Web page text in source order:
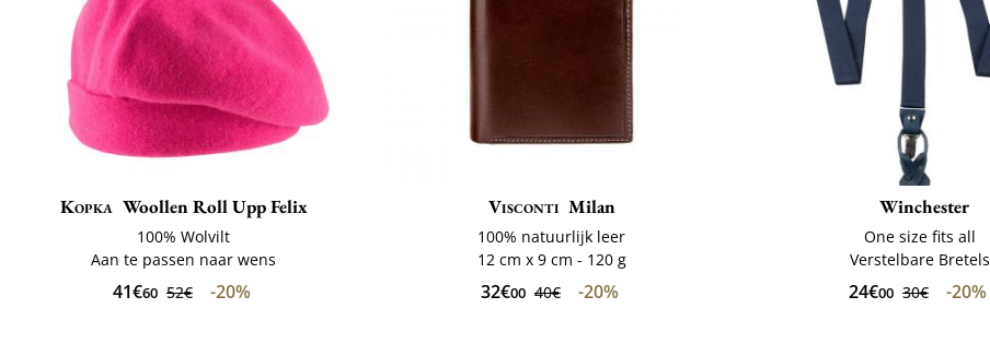
Kopka Woollen Roll Upp Felix
100% Wolvilt
Aan te passen naar wens
41€60 52€ -20%
Visconti Milan
100% natuurlijk leer
12 cm x 9 cm - 120 g
32€00 40€ -20%
Winchester
One size fits all
Verstelbare Bretels
24€00 30€ -20%